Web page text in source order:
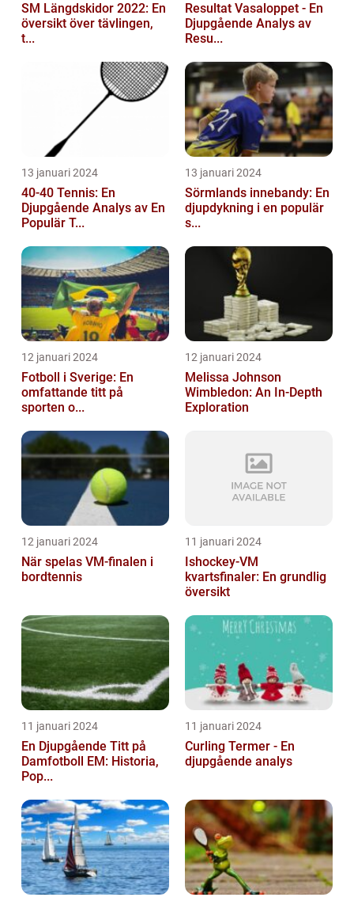
SM Längdskidor 2022: En
översikt över tävlingen,
t...
Resultat Vasaloppet - En
Djupgående Analys av
Resu...
13 januari 2024
40-40 Tennis: En
Djupgående Analys av En
Populär T...
13 januari 2024
Sörmlands innebandy: En
djupdykning i en populär
s...
12 januari 2024
Fotboll i Sverige: En
omfattande titt på
sporten o...
12 januari 2024
Melissa Johnson
Wimbledon: An In-Depth
Exploration
12 januari 2024
När spelas VM-finalen i
bordtennis
11 januari 2024
Ishockey-VM
kvartsfinaler: En grundlig
översikt
11 januari 2024
En Djupgående Titt på
Damfotboll EM: Historia,
Pop...
11 januari 2024
Curling Termer - En
djupgående analys